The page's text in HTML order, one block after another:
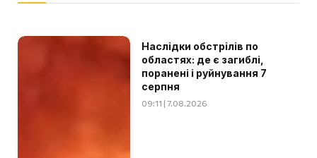
Наслідки обстрілів по
областях: де є загиблі,
поранені і руйнування 7
серпня
09:11 | 7.08.2026